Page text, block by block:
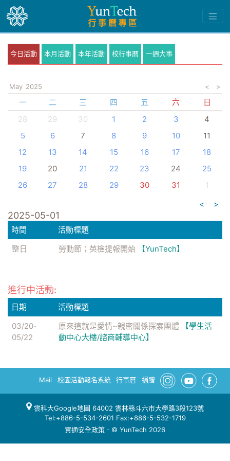
今日活動 本月活動 本年活動 校行事曆 一週大事
May 2025 < >
一 二 三 四 五 六
日
28
29 30 1 2 3
4
5
6 7 8 9 10
11
12
13 14 15 16 17
18
19
20 21 22 23 24
25
26
27 28 29 30 31
1
<
>
2025-05-01
時間
活動標題
整日
勞動節；英檢提報開始 【YunTech】
進行中活動:
日期
活動標題
03/20-
05/22
原來這就是愛情~親密關係探索團體
【學生活
動中心大樓/諮商輔導中心】
Mail 校園活動報名系統 行事曆 捐贈
雲科大Google地圖 64002 雲林縣斗六市大學路3段123號
Tel:+886-5-534-2601 Fax:+886-5-532-1719
資通安全政策 ．© YunTech 2026